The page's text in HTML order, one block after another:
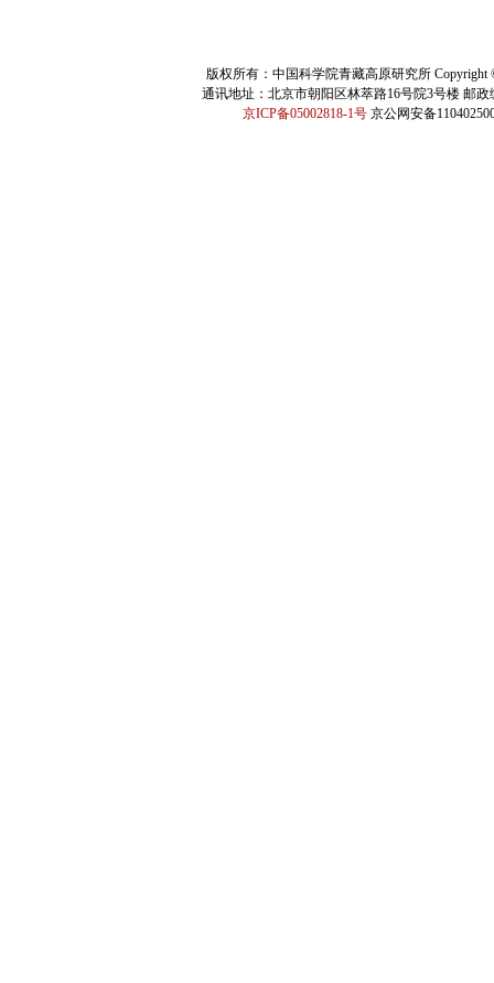
版权所有：中国科学院青藏高原研究所 Copyright
通讯地址：北京市朝阳区林萃路16号院3号楼 邮政
京ICP备05002818-1号 京公网安备